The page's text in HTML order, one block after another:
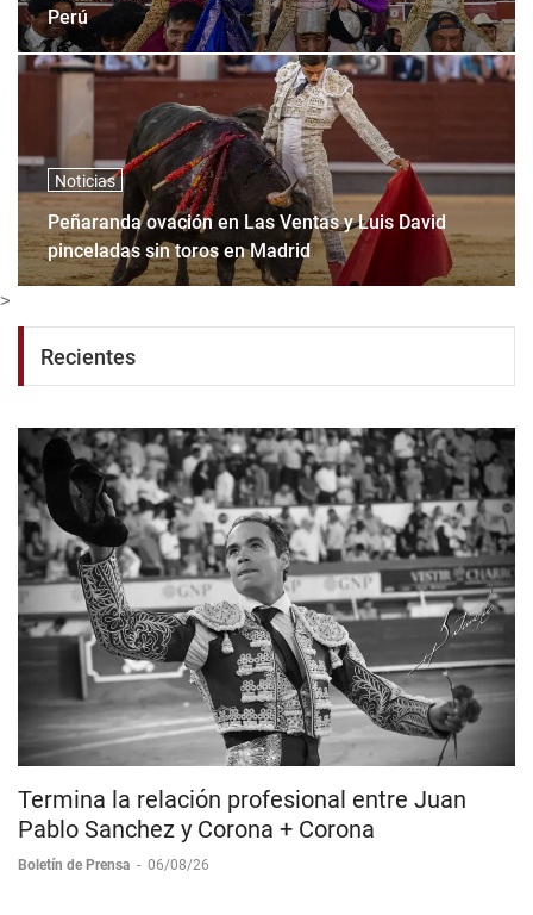
Peñaranda ovación en Las Ventas y Luis David
pinceladas sin toros en Madrid
Recientes
Termina la relación profesional entre Juan
Pablo Sanchez y Corona + Corona
Boletín de Prensa - 06/08/26